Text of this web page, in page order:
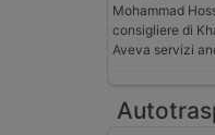
Mohammad
consigliere di
Aveva servizi